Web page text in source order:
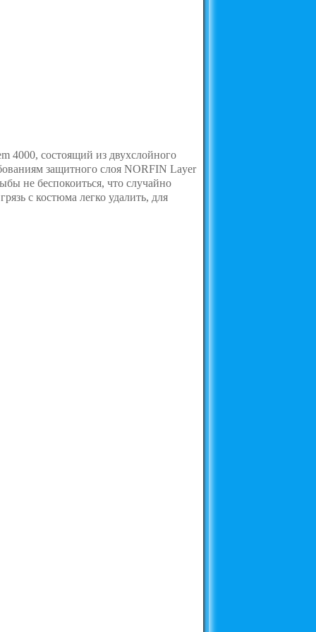
4000, состоящий из двухслойного
защитного слоя NORFIN Layer
не беспокоиться, что случайно
с костюма легко удалить, для